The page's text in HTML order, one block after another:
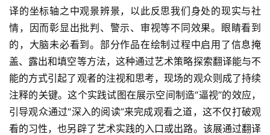
译的坐标轴之中观景辨景，以此反思我们身处的现实与社
情，因而彰显出批判、警示、审视等不同效果。眼睛看到
的，大脑未必看到。部分作品在绘制过程中启用了信息掩
盖、露出和填空等方法，这种通过艺术策略探索翻译能与不
能的方式引起了观者的注视和思考，现场的观众则成了持续
注释的关键。这个实践试图在展示空间制造“逼视”的效应，
引导观众通过“深入的阅读”来完成观看之道，这不仅打破观
看的习性，也另辟了艺术实践的入口或出路。该展通过翻译